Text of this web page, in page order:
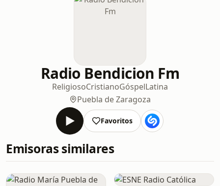
Radio Bendicion Fm
ReligiosoCristianoGóspelLatina
Puebla de Zaragoza
Favoritos
Emisoras similares